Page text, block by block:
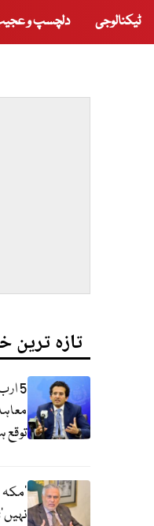
ٹیکنالوجی دلچسپ و
تازہ ترین
5
توقع